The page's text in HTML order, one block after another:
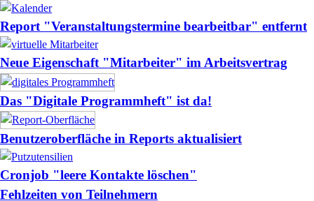
Report "Veranstaltungstermine bearbeitbar" entfernt
Neue Eigenschaft "Mitarbeiter" im Arbeitsvertrag
Das "Digitale Programmheft" ist da!
Benutzeroberfläche in Reports aktualisiert
Cronjob "leere Kontakte löschen"
Fehlzeiten von Teilnehmern